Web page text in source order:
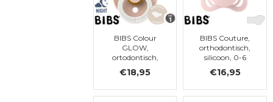
BIBS Colour
GLOW,
ortodontisch,
latex, 0-6
maanden (maat
€18,95
BIBS Couture,
orthodontisch,
silicoon, 0-6
maanden (maat
1)
€16,95